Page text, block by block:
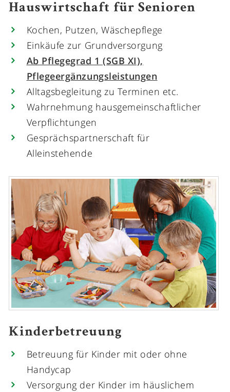
Hauswirtschaft für Senioren
Kochen, Putzen, Wäschepflege
Einkäufe zur Grundversorgung
Ab Pflegegrad 1 (SGB XI),
Pflegeergänzungsleistungen
Alltagsbegleitung zu Terminen etc.
Wahrnehmung hausgemeinschaftlicher
Verpflichtungen
Gesprächspartnerschaft für
Alleinstehende
Kinderbetreuung
Betreuung für Kinder mit oder ohne
Handycap
Versorgung der Kinder im häuslichem